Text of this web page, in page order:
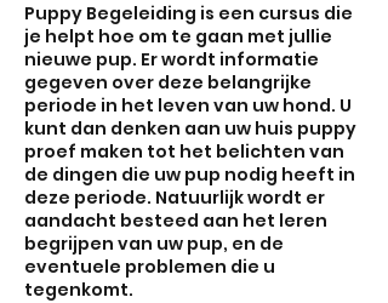
Puppy Begeleiding is een cursus die
je helpt hoe om te gaan met jullie
nieuwe pup. Er wordt informatie
gegeven over deze belangrijke
periode in het leven van uw hond. U
kunt dan denken aan uw huis puppy
proef maken tot het belichten van
de dingen die uw pup nodig heeft in
deze periode. Natuurlijk wordt er
aandacht besteed aan het leren
begrijpen van uw pup, en de
eventuele problemen die u
tegenkomt.